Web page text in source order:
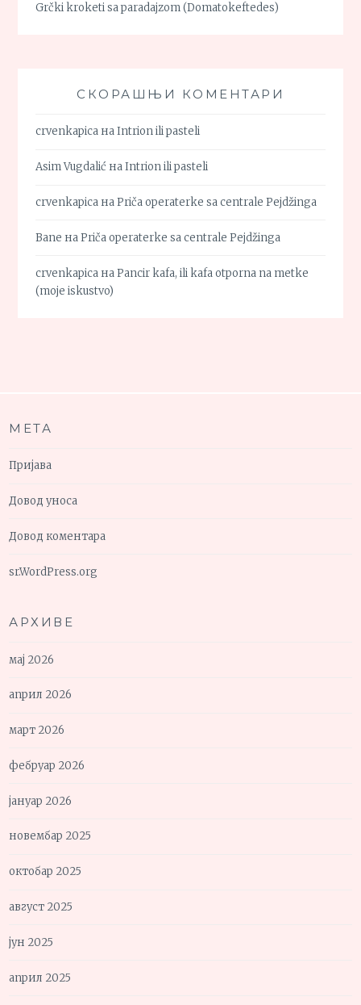
Grčki kroketi sa paradajzom (Domatokeftedes)
СКОРАШЊИ КОМЕНТАРИ
crvenkapica наIntrion ili pasteli
Asim Vugdalić наIntrion ili pasteli
crvenkapica наPriča operaterke sa centrale Pejdžinga
Bane наPriča operaterke sa centrale Pejdžinga
crvenkapica наPancir kafa, ili kafa otporna na metke
(moje iskustvo)
МЕТА
Пријава
Довод уноса
Довод коментара
sr.WordPress.org
АРХИВЕ
мај 2026
април 2026
март 2026
фебруар 2026
јануар 2026
новембар 2025
октобар 2025
август 2025
јун 2025
април 2025